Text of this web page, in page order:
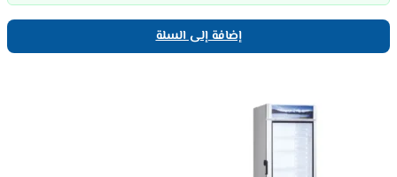
إضافة إلى السلة